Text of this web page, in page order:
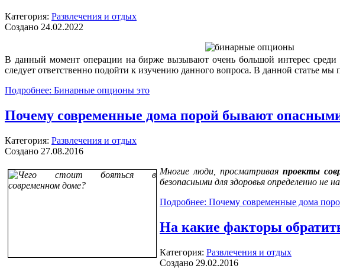
Категория: Развлечения и отдых
Создано 24.02.2022
В данный момент операции на бирже вызывают очень большой интерес
следует ответственно подойти к изучению данного вопроса. В данной статье
Подробнее: Бинарные опционы это
Почему современные дома порой бывают
Категория: Развлечения и отдых
Создано 27.08.2016
Многие люди, просматривая проекты
безопасными для здоровья определенно не
Подробнее: Почему современные дома
На какие факторы
Категория: Развлечения и отдых
Создано 29.02.2016